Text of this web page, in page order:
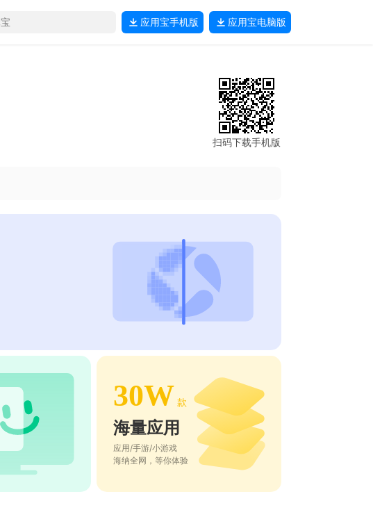
应用宝手机版 应用宝电脑版
扫码下载手机版
30W 款
海量应用
应用/手游/小游戏
海纳全网，等你体验